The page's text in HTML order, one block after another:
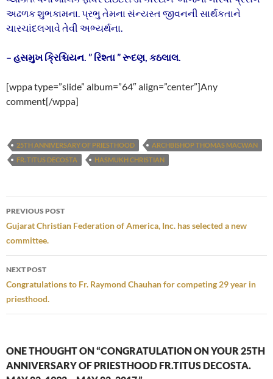
અઢળક શુભકામના. પ્રભુ તેમના સંન્યસ્ત જીવનની સાર્થકતાને
ચારચાંદલગાવે તેવી અભ્યર્થના.
– હસમુખ ક્રિશ્ચિયન. ” રિશ્તા ” રૂદણ, કઠલાલ.
[wppa type=”slide” album=”64″ align=”center”]Any
comment[/wppa]
25TH ANNIVERSARY OF PRIESTHOOD
ARCHBISHOP THOMAS MACWAN
FR. TITUS DECOSTA
HASMUKH CHRISTIAN
Post
navigation
PREVIOUS POST
Gujarat Christian Federation of America, Inc. has selected a new
committee.
NEXT POST
Congratulations to Fr. Raymond Chauhan for competing 29 year in
priesthood.
ONE THOUGHT ON “CONGRATULATION ON YOUR 25TH
ANNIVERSARY OF PRIESTHOOD FR.TITUS DECOSTA.